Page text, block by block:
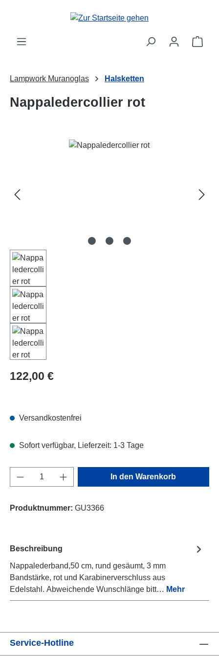
Zum Hauptinhalt springen
Lampwork Muranoglas Halsketten
Nappaledercollier rot
Bildergalerie überspringen
Regulärer Preis:
122,00 €
Versandkostenfrei
Sofort verfügbar, Lieferzeit: 1-3 Tage
Produkt Anzahl: Gib den gewünschten
In den Warenkorb
Produktnummer: GU3366
Beschreibung
Nappalederband,50 cm, rund gesäumt, 3 mm
Bandstärke, rot und Karabinerverschluss aus
Edelstahl. Abweichende Wunschlänge bitt… Mehr
Service-Hotline